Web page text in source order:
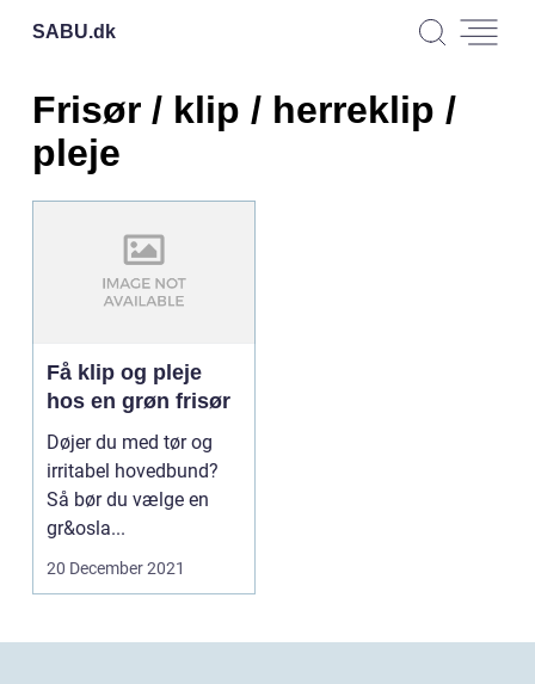
SABU.dk
Frisør / klip / herreklip /
pleje
Få klip og pleje
hos en grøn frisør
Døjer du med tør og
irritabel hovedbund?
Så bør du vælge en
gr&osla...
20 December 2021